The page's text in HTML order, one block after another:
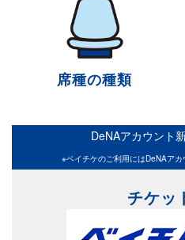
席種の種類
DeNAアカウント
※ベイチケのご利用にはDeNAア
チケッ